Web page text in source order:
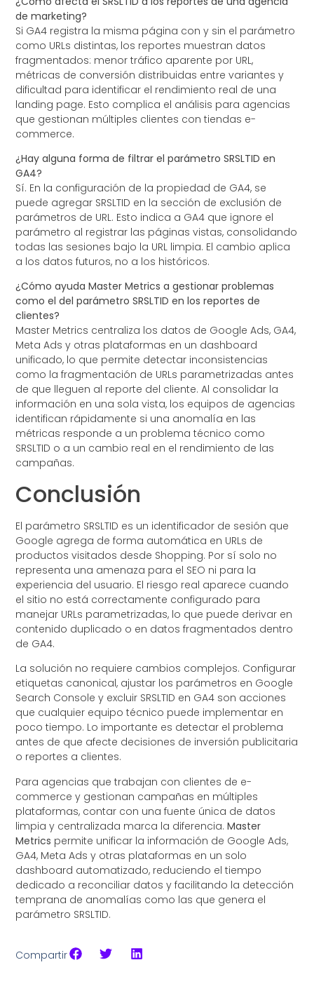
de marketing?
Si GA4 registra la misma página con y sin el parámetro
como URLs distintas, los reportes muestran datos
fragmentados: menor tráfico aparente por URL,
métricas de conversión distribuidas entre variantes y
dificultad para identificar el rendimiento real de una
landing page. Esto complica el análisis para agencias
que gestionan múltiples clientes con tiendas e-
commerce.
¿Hay alguna forma de filtrar el parámetro SRSLTID en
GA4?
Sí. En la configuración de la propiedad de GA4, se
puede agregar SRSLTID en la sección de exclusión de
parámetros de URL. Esto indica a GA4 que ignore el
parámetro al registrar las páginas vistas, consolidando
todas las sesiones bajo la URL limpia. El cambio aplica
a los datos futuros, no a los históricos.
¿Cómo ayuda Master Metrics a gestionar problemas
como el del parámetro SRSLTID en los reportes de
clientes?
Master Metrics centraliza los datos de Google Ads, GA4,
Meta Ads y otras plataformas en un dashboard
unificado, lo que permite detectar inconsistencias
como la fragmentación de URLs parametrizadas antes
de que lleguen al reporte del cliente. Al consolidar la
información en una sola vista, los equipos de agencias
identifican rápidamente si una anomalía en las
métricas responde a un problema técnico como
SRSLTID o a un cambio real en el rendimiento de las
campañas.
Conclusión
El parámetro SRSLTID es un identificador de sesión que
Google agrega de forma automática en URLs de
productos visitados desde Shopping. Por sí solo no
representa una amenaza para el SEO ni para la
experiencia del usuario. El riesgo real aparece cuando
el sitio no está correctamente configurado para
manejar URLs parametrizadas, lo que puede derivar en
contenido duplicado o en datos fragmentados dentro
de GA4.
La solución no requiere cambios complejos. Configurar
etiquetas canonical, ajustar los parámetros en Google
Search Console y excluir SRSLTID en GA4 son acciones
que cualquier equipo técnico puede implementar en
poco tiempo. Lo importante es detectar el problema
antes de que afecte decisiones de inversión publicitaria
o reportes a clientes.
Para agencias que trabajan con clientes de e-
commerce y gestionan campañas en múltiples
plataformas, contar con una fuente única de datos
limpia y centralizada marca la diferencia.Master
Metrics permite unificar la información de Google Ads,
GA4, Meta Ads y otras plataformas en un solo
dashboard automatizado, reduciendo el tiempo
dedicado a reconciliar datos y facilitando la detección
temprana de anomalías como las que genera el
parámetro SRSLTID.
Compartir